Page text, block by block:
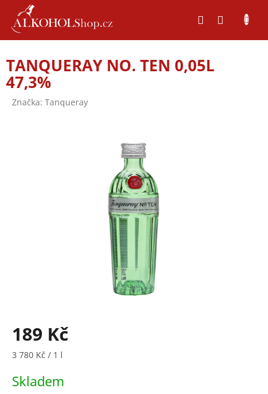
obsah
TANQUERAY NO. TEN 0,05L
47,3%
Značka: Tanqueray
189 Kč
Měrná
3 780 Kč / 1 l
Skladem